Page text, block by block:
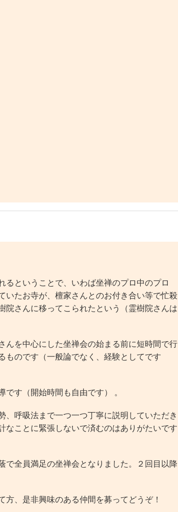
ということで、いわば坐禅のプロ中のプロ
いたお寺が、檀家さんとのお付き合い等で忙殺
院さんに移ってこられたという（霊樹院さんは
を中心にした坐禅会の始まる前に短時間で行
ものです（一般論でなく、経験としてです
す（開始時間も自由です） 。
呼吸法まで一つ一つ丁寧に説明していただき
なことに緊張しないで済むのはありがたいです
全員満足の坐禅会となりました。２回目以降
、是非興味のある仲間を募ってどうぞ！